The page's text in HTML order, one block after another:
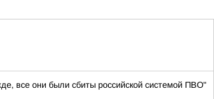
все они были сбиты российской системой ПВО"